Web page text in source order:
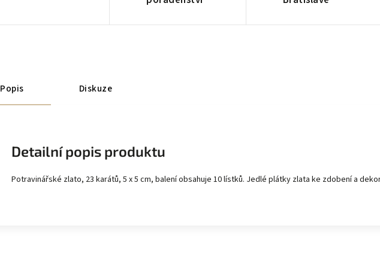
Popis Diskuze
Detailní popis produktu
Potravinářské zlato, 23 karátů, 5 x 5 cm, balení obsahuje 10 lístků. Jedlé plátky zlata ke zdobení a